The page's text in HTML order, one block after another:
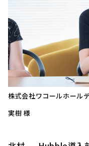
株式会社ワコールホール
実樹 様